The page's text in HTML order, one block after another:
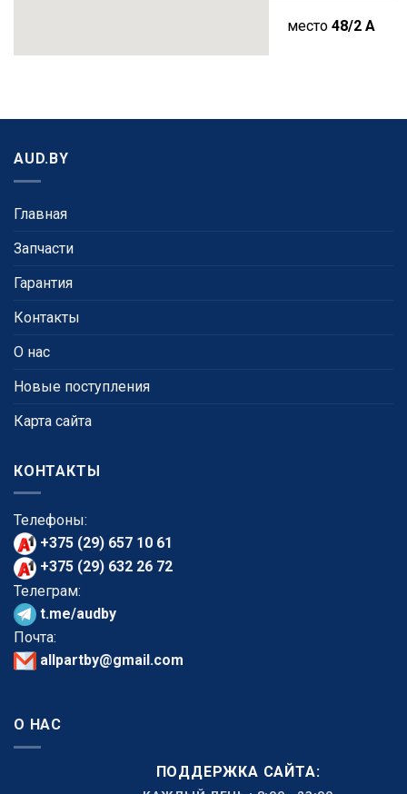
место 48/2 A
AUD.BY
Главная
Запчасти
Гарантия
Контакты
О нас
Новые поступления
Карта сайта
КОНТАКТЫ
Телефоны:
+375 (29) 657 10 61
+375 (29) 632 26 72
Телеграм:
t.me/audby
Почта:
allpartby@gmail.com
О НАС
ПОДДЕРЖКА САЙТА: